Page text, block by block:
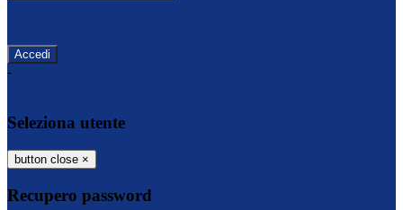
-
Seleziona utente
button close ×
Recupero password